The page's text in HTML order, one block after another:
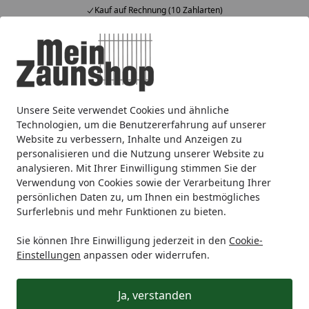
Unsere Seite verwendet Cookies und ähnliche
Technologien, um die Benutzererfahrung auf unserer
Website zu verbessern, Inhalte und Anzeigen zu
personalisieren und die Nutzung unserer Website zu
analysieren. Mit Ihrer Einwilligung stimmen Sie der
Verwendung von Cookies sowie der Verarbeitung Ihrer
persönlichen Daten zu, um Ihnen ein bestmögliches
Surferlebnis und mehr Funktionen zu bieten.
Sie können Ihre Einwilligung jederzeit in den Cookie-
Einstellungen anpassen oder widerrufen.
Ja, verstanden
Kauf auf Rechnung (10 Zahlarten)
Alle Produkte
Mein Konto
Suchen
Startseite
Sichtschutz Zubehör für Sichtschutz OSMO
OSMO Aluminiumpfosten Typ B